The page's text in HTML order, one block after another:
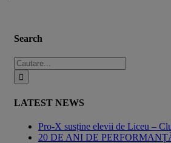
Search
Cautare...
LATEST NEWS
Pro-X susține elevii de Liceu –
20 DE ANI DE